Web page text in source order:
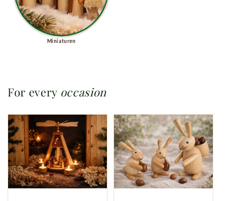
Miniaturen
For every occasion